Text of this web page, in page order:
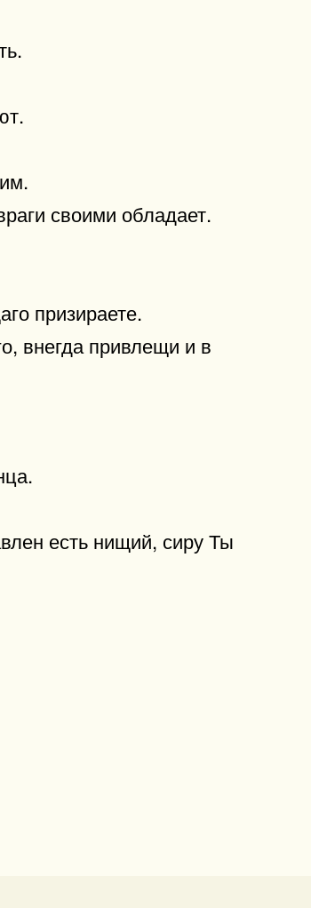
своими обладает.
призираете.
внегда привлещи и в
есть нищий, сиру Ты